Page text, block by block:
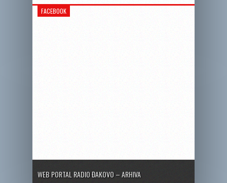
FACEBOOK
WEB PORTAL RADIO ĐAKOVO – ARHIVA